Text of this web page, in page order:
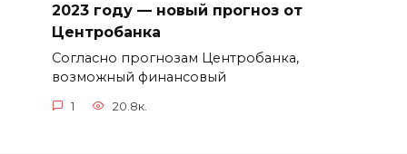
2023 году — новый прогноз от
Центробанка
Согласно прогнозам Центробанка,
возможный финансовый
1 20.8к.